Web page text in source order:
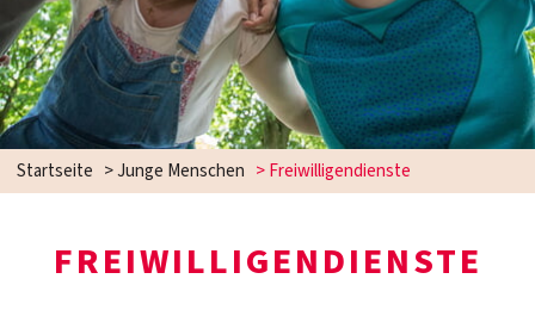
Startseite >Junge Menschen >Freiwilligendienste
FREIWILLIGENDIENSTE